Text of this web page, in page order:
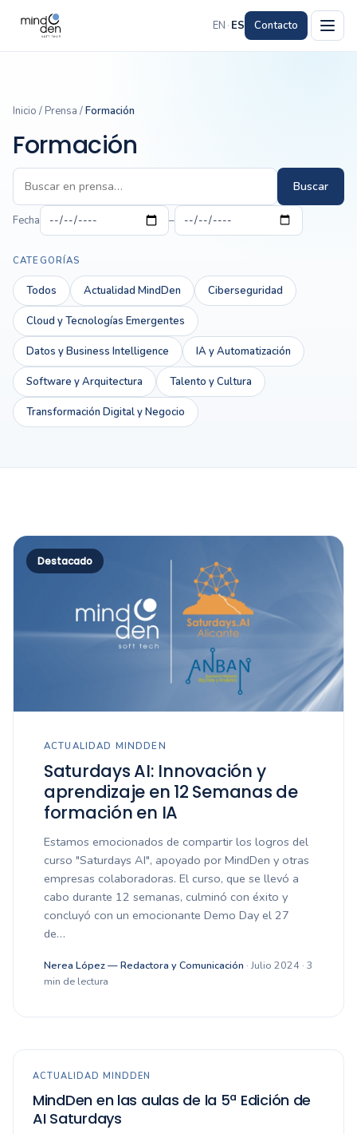
EN · ES Contacto
Inicio / Prensa /Formación
Formación
Buscar
Fecha –
CATEGORÍAS
Todos Actualidad MindDen Ciberseguridad
Cloud y Tecnologías Emergentes
Datos y Business Intelligence IA y Automatización
Software y Arquitectura Talento y Cultura
Transformación Digital y Negocio
Destacado
ACTUALIDAD MINDDEN
Saturdays AI: Innovación y
aprendizaje en 12 Semanas de
formación en IA
Estamos emocionados de compartir los logros del
curso "Saturdays AI", apoyado por MindDen y otras
empresas colaboradoras. El curso, que se llevó a
cabo durante 12 semanas, culminó con éxito y
concluyó con un emocionante Demo Day el 27
de…
Nerea López — Redactora y Comunicación · Julio 2024 · 3
min de lectura
ACTUALIDAD MINDDEN
MindDen en las aulas de la 5ª Edición de
AI Saturdays